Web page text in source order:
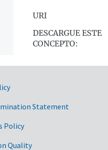
URI
DESCARGUE ESTE
CONCEPTO:
Statement
Policy
Quality